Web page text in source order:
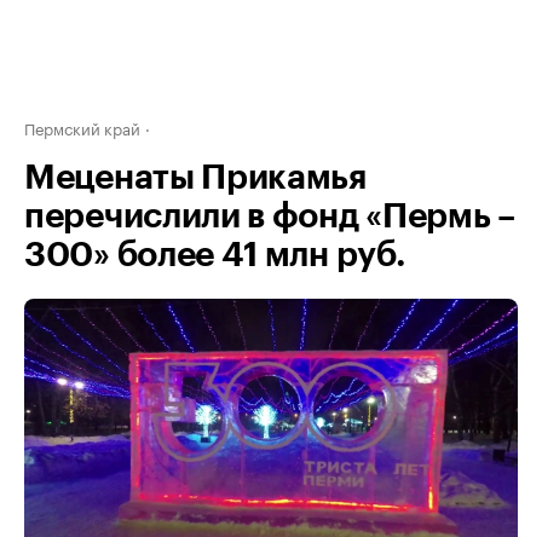
Пермский край
Меценаты Прикамья
перечислили в фонд «Пермь –
300» более 41 млн руб.